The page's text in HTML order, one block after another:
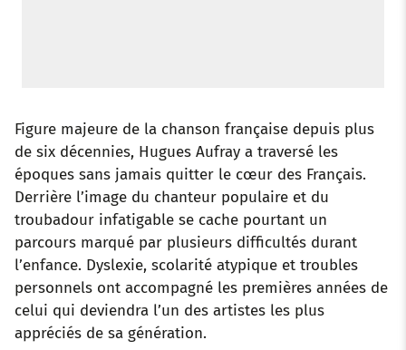
Figure majeure de la chanson française depuis plus
de six décennies, Hugues Aufray a traversé les
époques sans jamais quitter le cœur des Français.
Derrière l’image du chanteur populaire et du
troubadour infatigable se cache pourtant un
parcours marqué par plusieurs difficultés durant
l’enfance. Dyslexie, scolarité atypique et troubles
personnels ont accompagné les premières années de
celui qui deviendra l’un des artistes les plus
appréciés de sa génération.